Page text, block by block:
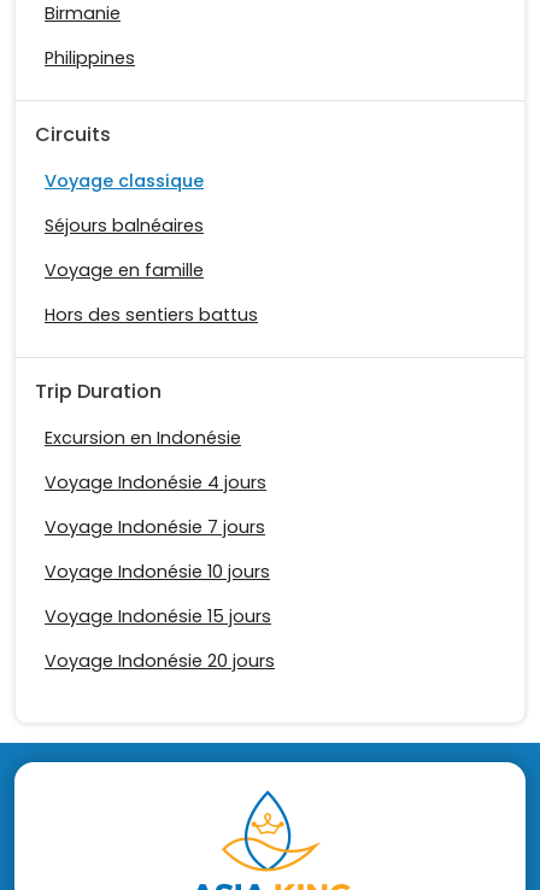
Birmanie
Philippines
Circuits
Voyage classique
Séjours balnéaires
Voyage en famille
Hors des sentiers battus
Trip Duration
Excursion en Indonésie
Voyage Indonésie 4 jours
Voyage Indonésie 7 jours
Voyage Indonésie 10 jours
Voyage Indonésie 15 jours
Voyage Indonésie 20 jours